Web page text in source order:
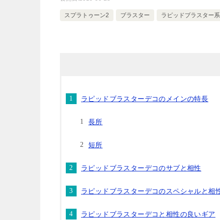
スプラトゥーン2 ブラスター ラピッドブラスター系
ラピッドブラスターデコのメインの特長
長所
短所
ラピッドブラスターデコのサブと相性
ラピッドブラスターデコのスペシャルと相
ラピッドブラスターデコと相性の良いギア